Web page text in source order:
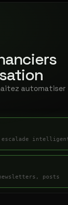
automatiser
escalade
posts